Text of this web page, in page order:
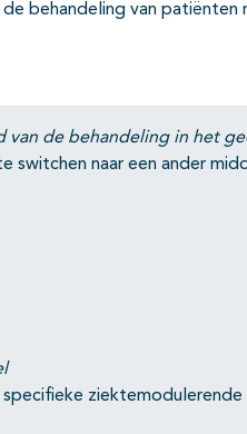
behandeling van patiënten
van de behandeling in het
naar een ander
ziektemodulerende